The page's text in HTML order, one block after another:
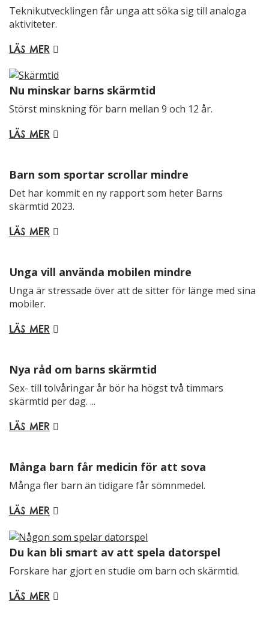
Teknikutvecklingen får unga att söka sig till analoga
aktiviteter.
LÄS MER
Nu minskar barns skärmtid
Störst minskning för barn mellan 9 och 12 år.
LÄS MER
Barn som sportar scrollar mindre
Det har kommit en ny rapport som heter Barns
skärmtid 2023.
LÄS MER
Unga vill använda mobilen mindre
Unga är stressade över att de sitter för länge med sina
mobiler.
LÄS MER
Nya råd om barns skärmtid
Sex- till tolvåringar år bör ha högst två timmars
skärmtid per dag. ...
LÄS MER
Många barn får medicin för att sova
Många fler barn än tidigare får sömnmedel.
LÄS MER
Du kan bli smart av att spela datorspel
Forskare har gjort en studie om barn och skärmtid.
LÄS MER
förbättra
hemsidans
funktionalitet
och
uppbyggnad,
baserat på
hur hemsidan
används.
hemsida ska
prestera så
bra som
under ditt
här kakorna
kommer viss
funktionalitet
att försvinna
från
hemsidan.
Marknadsföring
Genom att dela
med dig av dina
intressen och ditt
beteende när du
chansen att få se
personligt
anpassat innehåll